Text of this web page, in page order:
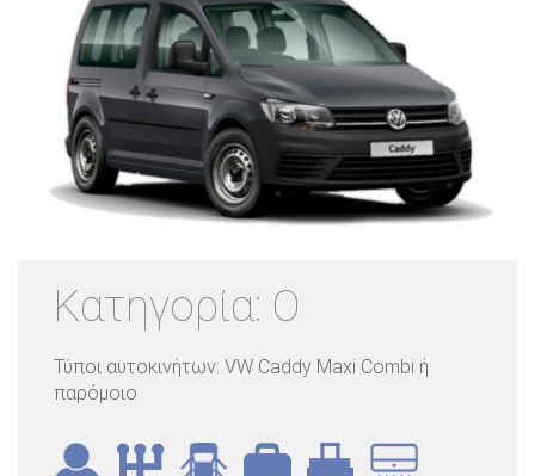
Κατηγορία: O
Τύποι αυτοκινήτων: VW Caddy Maxi Combi ή
παρόμοιο